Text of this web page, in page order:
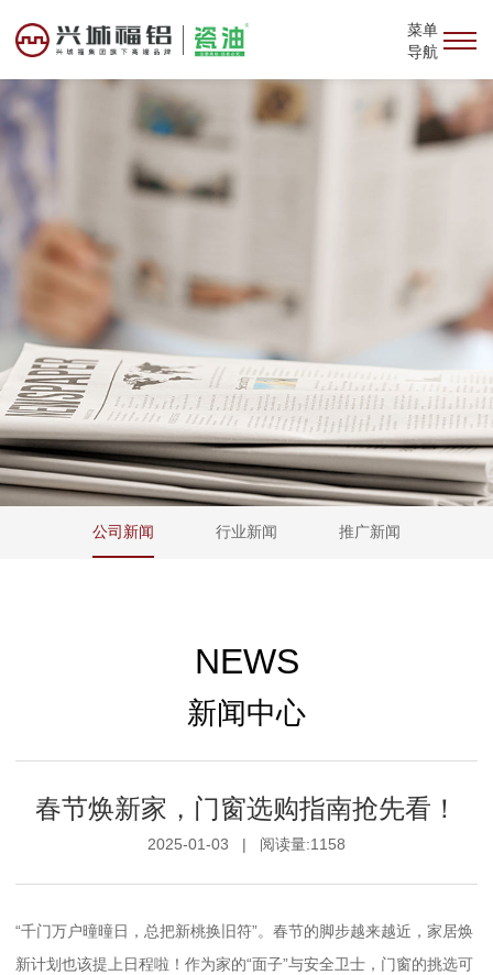
菜单
导航
公司新闻 行业新闻 推广新闻
NEWS
新闻中心
春节焕新家，门窗选购指南抢先看！
2025-01-03 | 阅读量:1158
“千门万户曈曈日，总把新桃换旧符”。春节的脚步越来越近，家居焕
新计划也该提上日程啦！作为家的“面子”与安全卫士，门窗的挑选可